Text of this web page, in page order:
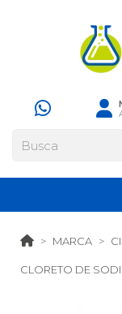
MARCA
CLORETO DE